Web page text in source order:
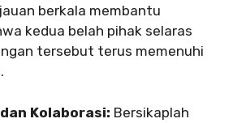
berkala membantu
kedua belah pihak selaras
tersebut terus memenuhi
Kolaborasi: Bersikaplah